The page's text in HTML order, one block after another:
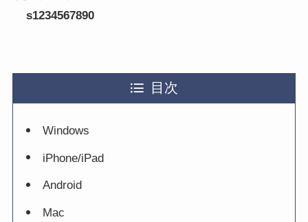
s1234567890
目次
Windows
iPhone/iPad
Android
Mac